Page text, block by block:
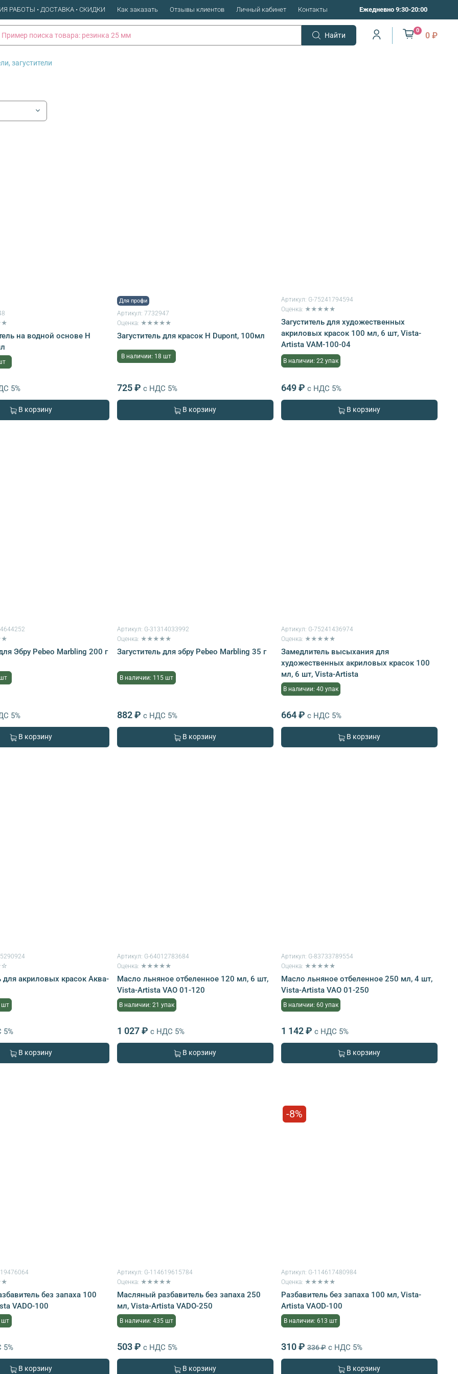
РАБОТЫ • ДОСТАВКА • СКИДКИ Как заказать Отзывы клиентов Личный кабинет Контакты Ежедневно 9:30-20:00
Найти
0
0 ₽
загустители
на водной основе H
5%
В корзину
Для профи
Артикул: 7732947
Оценка: ★★★★★
Загуститель для красок H Dupont, 100мл
В наличии: 18 шт
725 ₽ с НДС 5%
В корзину
Артикул: G-75241794594
Оценка: ★★★★★
Загуститель для художественных
акриловых красок 100 мл, 6 шт, Vista-
Artista VAM-100-04
В наличии: 22 упак
649 ₽ с НДС 5%
В корзину
Эбру Pebeo Marbling 200 г
5%
В корзину
Артикул: G-31314033992
Оценка: ★★★★★
Загуститель для эбру Pebeo Marbling 35 г
В наличии: 115 шт
882 ₽ с НДС 5%
В корзину
Артикул: G-75241436974
Оценка: ★★★★★
Замедлитель высыхания для
художественных акриловых красок 100
мл, 6 шт, Vista-Artista
В наличии: 40 упак
664 ₽ с НДС 5%
В корзину
для акриловых красок Аква-
шт
В корзину
Артикул: G-64012783684
Оценка: ★★★★★
Масло льняное отбеленное 120 мл, 6 шт,
Vista-Artista VAO 01-120
В наличии: 21 упак
1 027 ₽ с НДС 5%
В корзину
Артикул: G-83733789554
Оценка: ★★★★★
Масло льняное отбеленное 250 мл, 4 шт,
Vista-Artista VAO 01-250
В наличии: 60 упак
1 142 ₽ с НДС 5%
В корзину
без запаха 100
VADO-100
шт
В корзину
Артикул: G-114619615784
Оценка: ★★★★★
Масляный разбавитель без запаха 250
мл, Vista-Artista VADO-250
В наличии: 435 шт
503 ₽ с НДС 5%
В корзину
-8%
Артикул: G-114617480984
Оценка: ★★★★★
Разбавитель без запаха 100 мл, Vista-
Artista VAOD-100
В наличии: 613 шт
310 ₽ 336 ₽ с НДС 5%
В корзину